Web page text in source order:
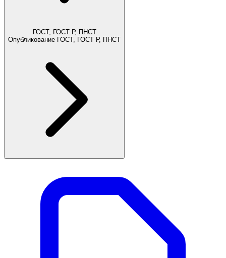
ГОСТ, ГОСТ Р, ПНСТ
Опубликование ГОСТ, ГОСТ Р, ПНСТ